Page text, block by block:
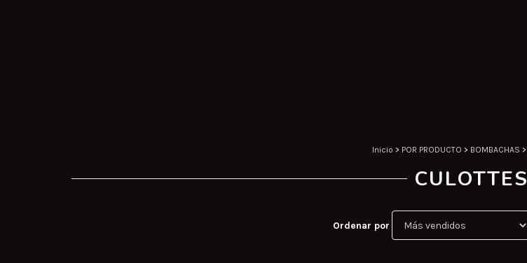
Inicio > POR PRODUCTO > BOMBACHAS >
CULOTTES
Ordenar por